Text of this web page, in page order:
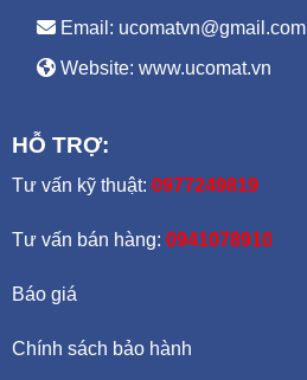
Email: ucomatvn@gmail.com
Website: www.ucomat.vn
HỖ TRỢ:
Tư vấn kỹ thuật: 0977249819
Tư vấn bán hàng: 0941078910
Báo giá
Chính sách bảo hành